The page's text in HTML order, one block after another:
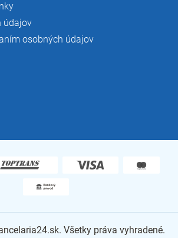
údajov
osobných údajov
. Všetky práva vyhradené.